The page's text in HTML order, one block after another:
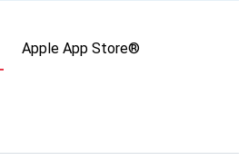
Apple App Store®